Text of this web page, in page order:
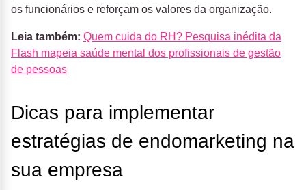
os funcionários e reforçam os valores da organização.
Leia também: Quem cuida do RH? Pesquisa inédita da
Flash mapeia saúde mental dos profissionais de gestão
de pessoas
Dicas para implementar
estratégias de endomarketing na
sua empresa